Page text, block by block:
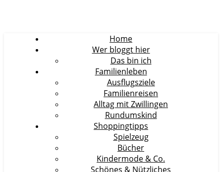
Home
Wer bloggt hier
Das bin ich
Familienleben
Ausflugsziele
Familienreisen
Alltag mit Zwillingen
Rundumskind
Shoppingtipps
Spielzeug
Bücher
Kindermode & Co.
Schönes & Nützliches